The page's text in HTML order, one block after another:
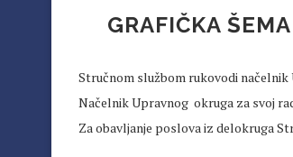
GRAFIČKA
Stručnom službom rukovodi načelnik
Načelnik Upravnog okruga za svoj
Za obavljanje poslova iz delokruga